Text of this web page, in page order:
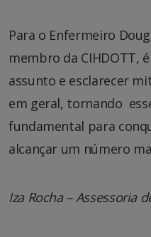
Para o Enfermeiro
membro da CIHDOTT,
assunto e esclarecer
em geral, tornando
fundamental para
alcançar um número
Iza Rocha – Assessoria